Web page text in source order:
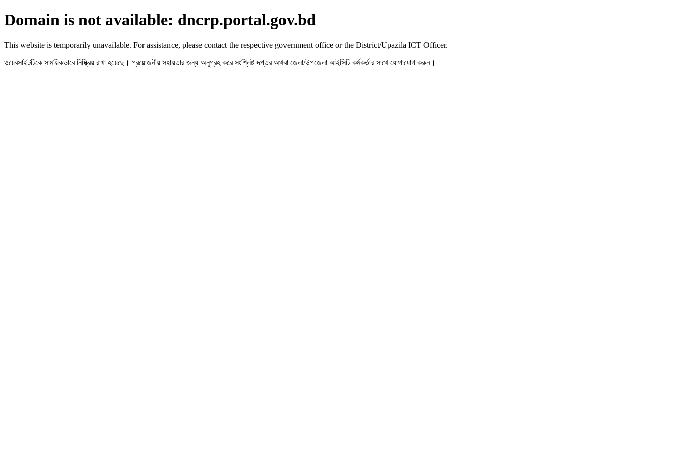
Domain is not available: dncrp.portal.gov.bd
This website is temporarily unavailable. For assistance, please contact the respective government office or the District/Upazila ICT Officer.
ওয়েবসাইটটিকে সাময়িকভাবে নিষ্ক্রিয় রাখা হয়েছে। প্রয়োজনীয় সহায়তার জন্য অনুগ্রহ করে সংশ্লিষ্ট দপ্তর অথবা জেলা/উপজেলা আইসিটি কর্মকর্তার সাথে যোগাযোগ করুন।